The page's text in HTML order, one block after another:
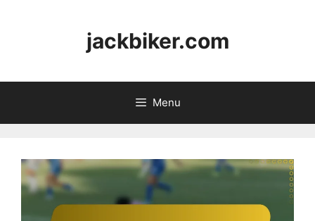
jackbiker.com
Menu